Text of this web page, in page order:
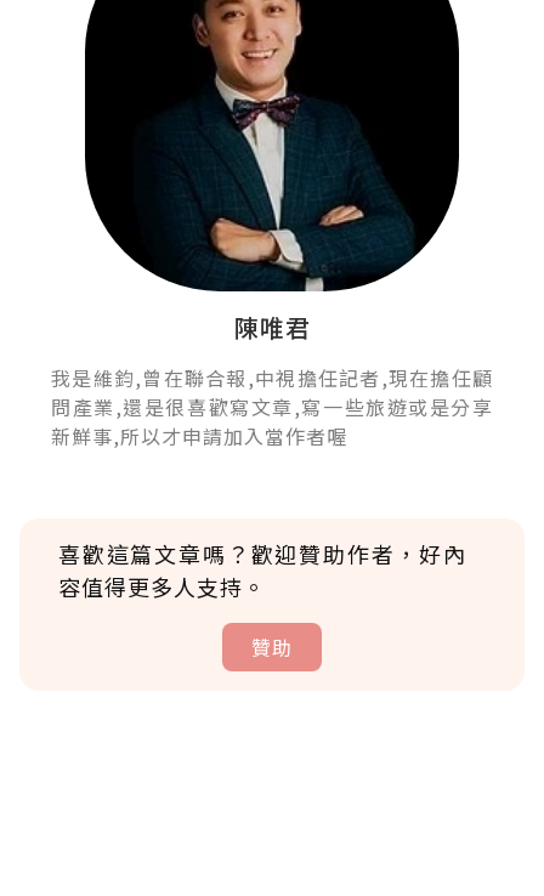
陳唯君
我是維鈞,曾在聯合報,中視擔任記者,現在擔任顧
問產業,還是很喜歡寫文章,寫一些旅遊或是分享
新鮮事,所以才申請加入當作者喔
喜歡這篇文章嗎？歡迎贊助作者，好內
容值得更多人支持。
贊助